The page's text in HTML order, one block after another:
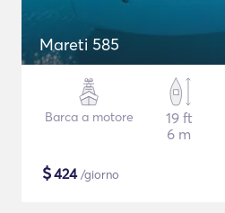
Mareti 585
Barca a motore
19 ft
6 m
$424/giorno